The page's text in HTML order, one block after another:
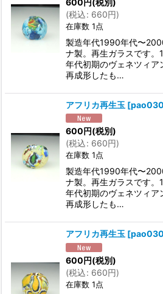
(税込: 660円)
在庫数 1点
製造年代1990年代〜
ナ製。再生ガラスです
年代初期のヴェネツィア
再成形したも…
アフリカ再生玉 [
600円(税別)
(税込: 660円)
在庫数 1点
製造年代1990年代〜
ナ製。再生ガラスです
年代初期のヴェネツィア
再成形したも…
アフリカ再生玉 [
600円(税別)
(税込: 660円)
在庫数 1点